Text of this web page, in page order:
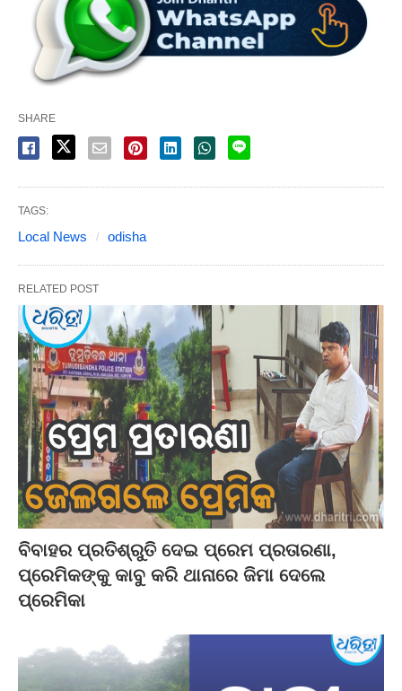
SHARE
TAGS:
Local News odisha
RELATED POST
ବିବାହର ପ୍ରତିଶ୍ରୁତି ଦେଇ ପ୍ରେମ ପ୍ରତାରଣା,
ପ୍ରେମିକଙ୍କୁ କାବୁ କରି ଥାନାରେ ଜିମା ଦେଲେ
ପ୍ରେମିକା